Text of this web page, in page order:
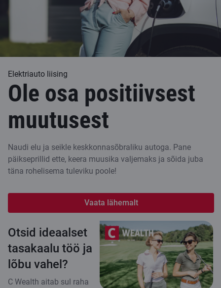
Elektriauto liising
Ole osa positiivsest
muutusest
Naudi elu ja seikle keskkonnasõbraliku autoga. Pane
päikseprillid ette, keera muusika valjemaks ja sõida juba
täna rohelisema tuleviku poole!
Vaata lähemalt
Otsid ideaalset
tasakaalu töö ja
lõbu vahel?
C Wealth aitab sul raha